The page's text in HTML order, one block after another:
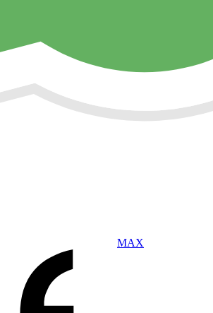
MAX